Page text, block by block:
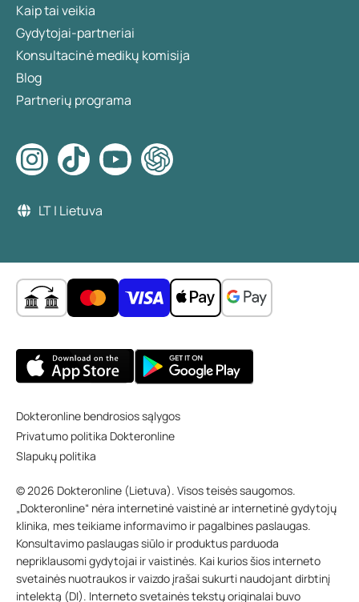
Kaip tai veikia
Gydytojai-partneriai
Konsultacinė medikų komisija
Blog
Partnerių programa
LT | Lietuva
Dokteronline bendrosios sąlygos
Privatumo politika Dokteronline
Slapukų politika
© 2026 Dokteronline (Lietuva). Visos teisės saugomos.
„Dokteronline“ nėra internetinė vaistinė ar internetinė gydytojų
klinika, mes teikiame informavimo ir pagalbines paslaugas.
Konsultavimo paslaugas siūlo ir produktus parduoda
nepriklausomi gydytojai ir vaistinės. Kai kurios šios interneto
svetainės nuotraukos ir vaizdo įrašai sukurti naudojant dirbtinį
intelektą (DI). Interneto svetainės tekstų originalai buvo